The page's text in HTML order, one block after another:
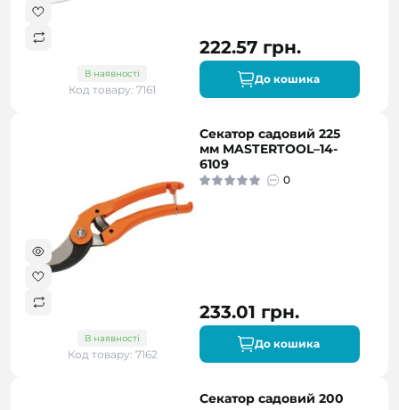
В наявності
Код товару: 7161
222.57 грн.
До кошика
В наявності
Код товару: 7162
Секатор садовий 225
мм MASTERTOOL–14-
6109
0
233.01 грн.
До кошика
Секатор садовий 200